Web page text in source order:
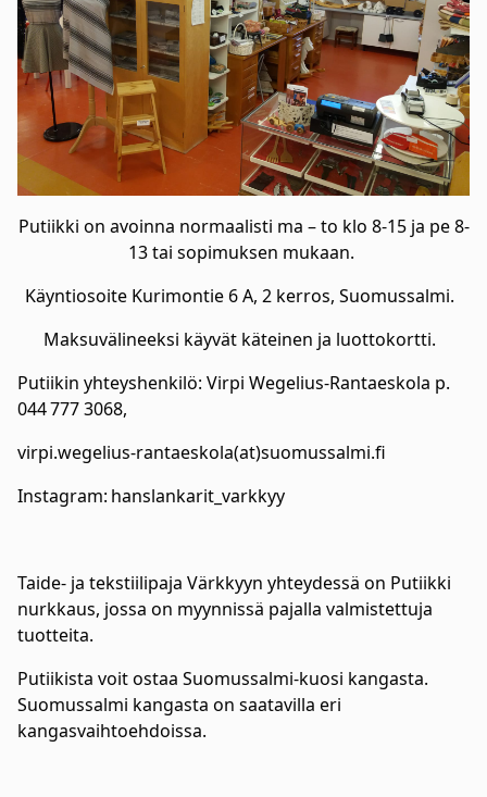
Putiikki on avoinna normaalisti ma – to klo 8-15 ja pe 8-
13 tai sopimuksen mukaan.
Käyntiosoite Kurimontie 6 A, 2 kerros, Suomussalmi.
Maksuvälineeksi käyvät käteinen ja luottokortti.
Putiikin yhteyshenkilö: Virpi Wegelius-Rantaeskola p.
044 777 3068,
virpi.wegelius-rantaeskola(at)suomussalmi.fi
Instagram: hanslankarit_varkkyy
Taide- ja tekstiilipaja Värkkyyn yhteydessä on Putiikki
nurkkaus, jossa on myynnissä pajalla valmistettuja
tuotteita.
Putiikista voit ostaa Suomussalmi-kuosi kangasta.
Suomussalmi kangasta on saatavilla eri
kangasvaihtoehdoissa.